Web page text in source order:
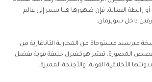
رابطة العدالة، فإن ظهورها هنا يشير إلى عالم
داخل سوبرمان.
ميرسيد مستوحاة من المحاربة الثاناغارية من
المصورة. تعتبر هوكغيرل حليفة قوية بفضل
الأخلاقية القوية، والأجنحة المميزة.